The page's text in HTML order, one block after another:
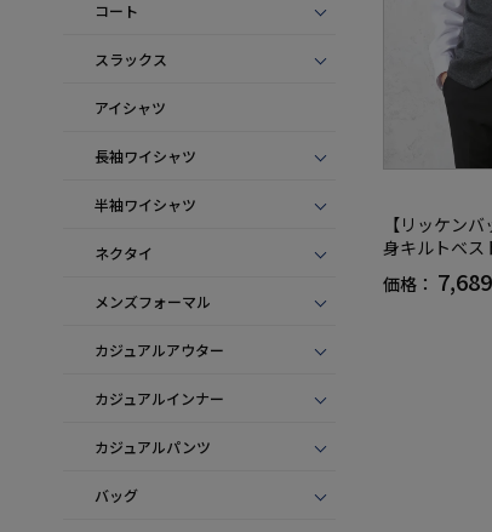
コート
スラックス
アイシャツ
長袖ワイシャツ
半袖ワイシャツ
ネクタイ
メンズフォーマル
カジュアルアウター
カジュアルインナー
カジュアルパンツ
バッグ
【リッケン
身キルトベス
ニット半袖ベ
価格：